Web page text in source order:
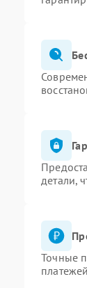
детали,
Точные